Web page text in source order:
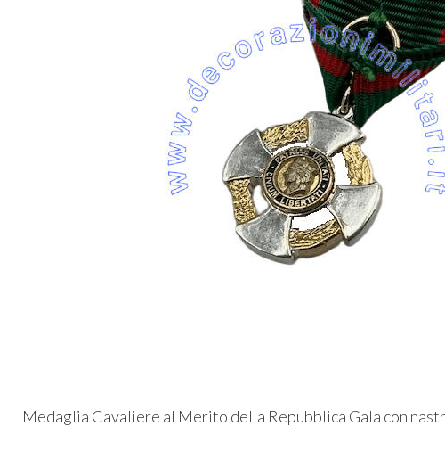
Medaglia Cavaliere al Merito della Repubblica Gala con